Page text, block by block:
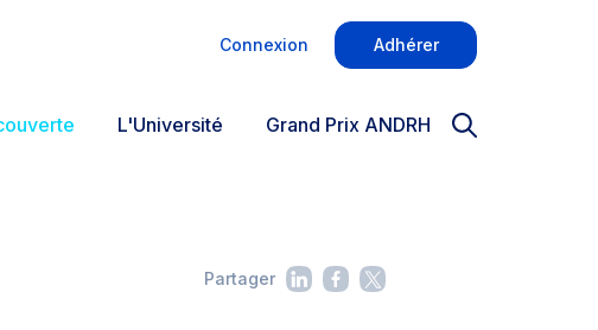
Connexion Adhérer
L'Université Grand Prix ANDRH
Partager